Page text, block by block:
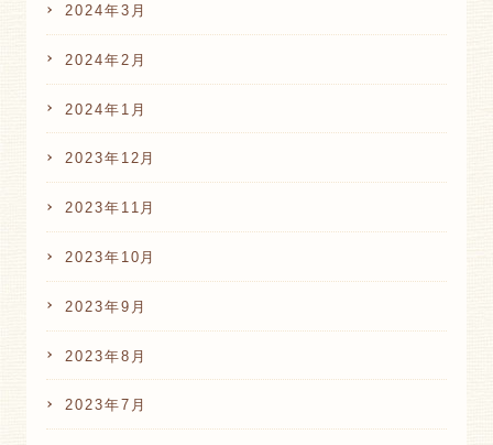
2024年3月
2024年2月
2024年1月
2023年12月
2023年11月
2023年10月
2023年9月
2023年8月
2023年7月